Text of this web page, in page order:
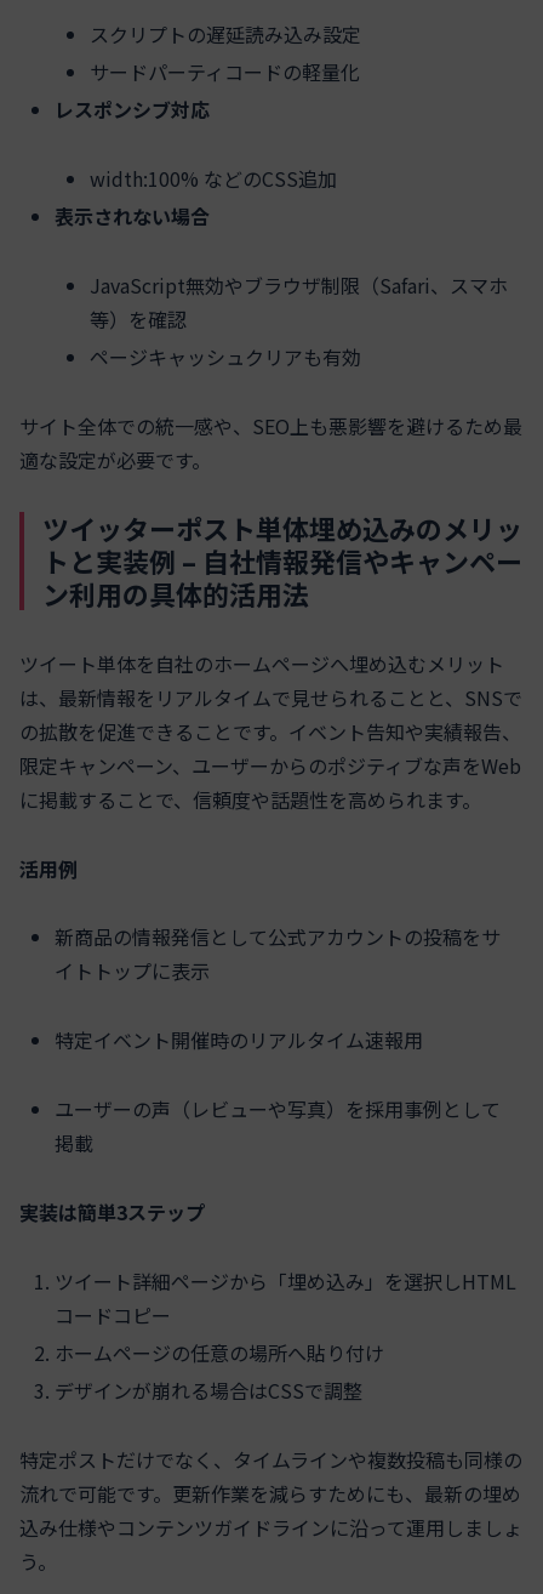
スクリプトの遅延読み込み設定
サードパーティコードの軽量化
レスポンシブ対応
width:100% などのCSS追加
表示されない場合
JavaScript無効やブラウザ制限（Safari、スマホ
等）を確認
ページキャッシュクリアも有効
サイト全体での統一感や、SEO上も悪影響を避けるため最
適な設定が必要です。
ツイッターポスト単体埋め込みのメリッ
トと実装例 – 自社情報発信やキャンペー
ン利用の具体的活用法
ツイート単体を自社のホームページへ埋め込むメリット
は、最新情報をリアルタイムで見せられることと、SNSで
の拡散を促進できることです。イベント告知や実績報告、
限定キャンペーン、ユーザーからのポジティブな声をWeb
に掲載することで、信頼度や話題性を高められます。
活用例
新商品の情報発信として公式アカウントの投稿をサ
イトトップに表示
特定イベント開催時のリアルタイム速報用
ユーザーの声（レビューや写真）を採用事例として
掲載
実装は簡単3ステップ
ツイート詳細ページから「埋め込み」を選択しHTML
コードコピー
ホームページの任意の場所へ貼り付け
デザインが崩れる場合はCSSで調整
特定ポストだけでなく、タイムラインや複数投稿も同様の
流れで可能です。更新作業を減らすためにも、最新の埋め
込み仕様やコンテンツガイドラインに沿って運用しましょ
う。